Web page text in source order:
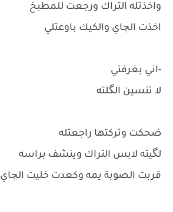
واخذتله التراك ورجعت للمطبخ
اخذت الچاي والكيك باوعتلي
-اني بغرفتي
لا تنسين الگلته
ضحكت وتركتها راجعتله
لگيته لابس التراك وينشف براسه
قربت الصوبة يمه وكعدت خليت الچاي